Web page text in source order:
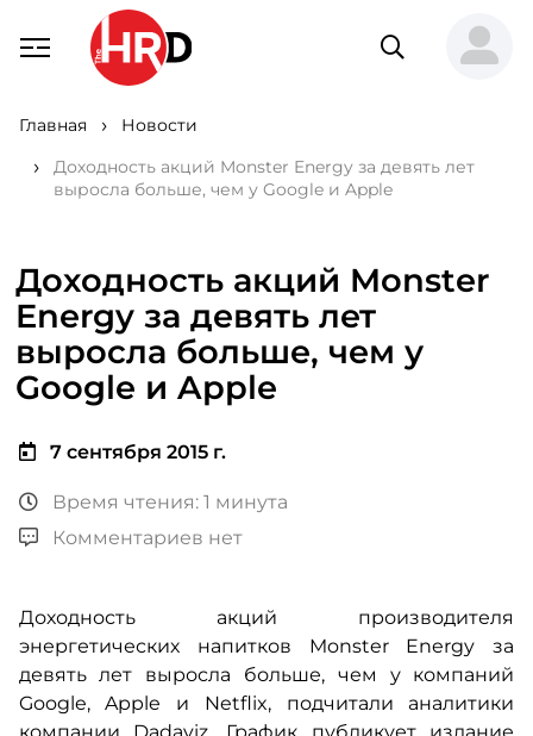
Главная
Новости
Доходность акций Monster Energy за девять лет
выросла больше, чем у Google и Apple
Доходность акций Monster
Energy за девять лет
выросла больше, чем у
Google и Apple
7 сентября 2015 г.
Время чтения: 1 минута
Комментариев нет
Доходность акций производителя
энергетических напитков Monster Energy за
девять лет выросла больше, чем у компаний
Google, Apple и Netflix, подчитали аналитики